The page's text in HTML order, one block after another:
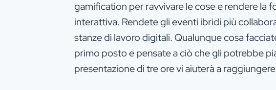
gamification per ravvivare le cose e rendere la
interattiva. Rendete gli eventi ibridi più
stanze di lavoro digitali. Qualunque cosa
primo posto e pensate a ciò che gli potrebbe
presentazione di tre ore vi aiuterà a